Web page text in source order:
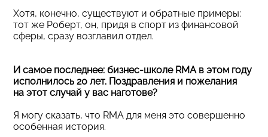
Хотя, конечно, существуют и обратные примеры:
тот же Роберт, он, придя в спорт из финансовой
сферы, сразу возглавил отдел.
И самое последнее: бизнес-школе RMA в этом году
исполнилось 20 лет. Поздравления и пожелания
на этот случай у вас наготове?
Я могу сказать, что RMA для меня это совершенно
особенная история.